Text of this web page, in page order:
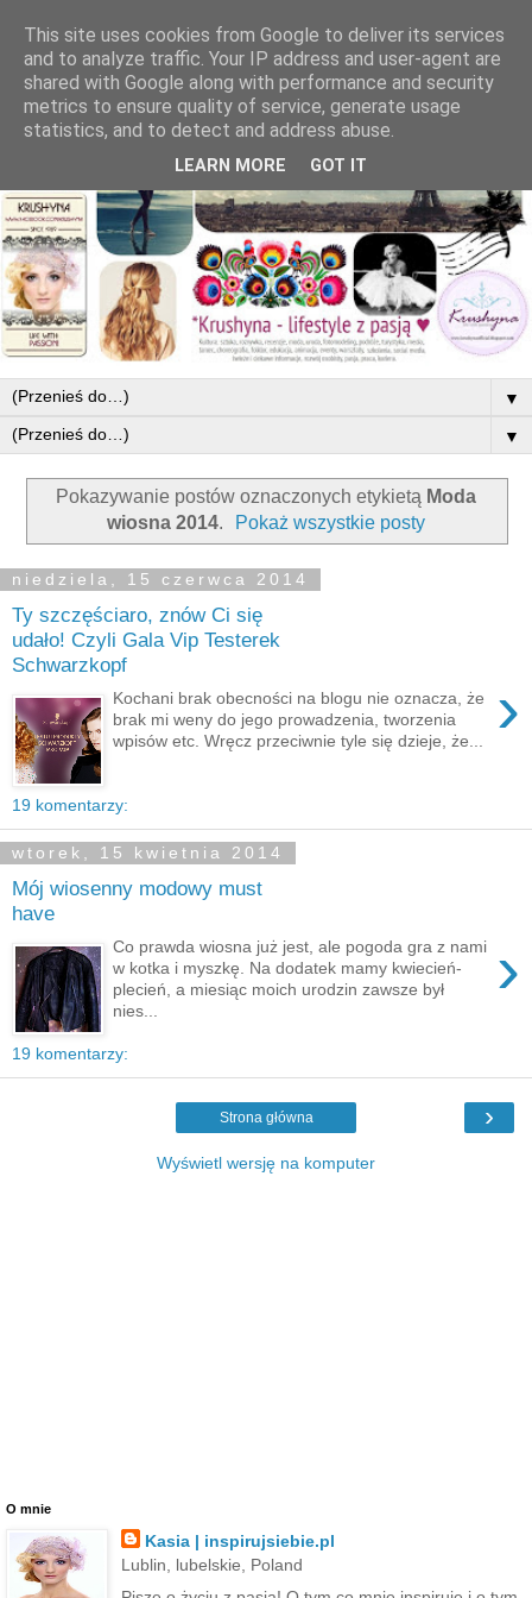
▼
▼
Pokazywanie postów oznaczonych etykietą Moda
wiosna 2014. Pokaż wszystkie posty
niedziela, 15 czerwca 2014
Ty szczęściaro, znów Ci się
udało! Czyli Gala Vip Testerek
Schwarzkopf
›
Kochani brak obecności na blogu nie oznacza, że
brak mi weny do jego prowadzenia, tworzenia
wpisów etc. Wręcz przeciwnie tyle się dzieje, że...
19 komentarzy:
wtorek, 15 kwietnia 2014
Mój wiosenny modowy must
have
›
Co prawda wiosna już jest, ale pogoda gra z nami
w kotka i myszkę. Na dodatek mamy kwiecień-
plecień, a miesiąc moich urodzin zawsze był
nies...
19 komentarzy:
›
Strona główna
Wyświetl wersję na komputer
O mnie
Kasia | inspirujsiebie.pl
Lublin, lubelskie, Poland
This site uses cookies from Google to deliver its services
and to analyze traffic. Your IP address and user-agent are
shared with Google along with performance and security
metrics to ensure quality of service, generate usage
statistics, and to detect and address abuse.
LEARN MORE GOT IT